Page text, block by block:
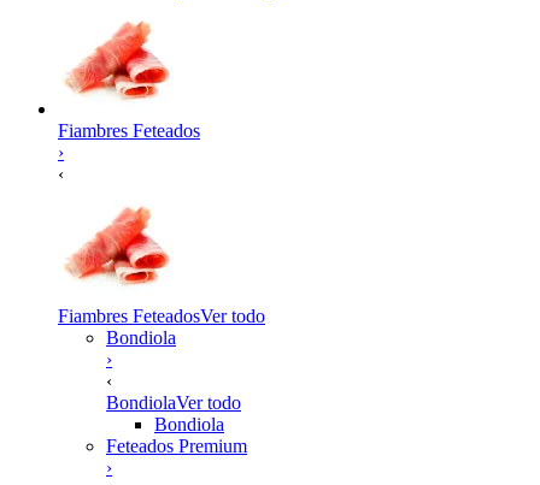
Fiambres Feteados
›
‹
Fiambres FeteadosVer todo
Bondiola
›
‹
BondiolaVer todo
Bondiola
Feteados Premium
›